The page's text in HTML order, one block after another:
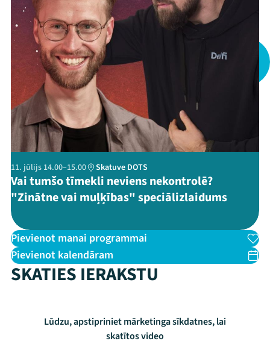
Viņi bija LAMPĀ 2026
Ziedo
Veikals
Kontakti
ThreadsFacebookYoutube
X Instagram
Flick TikTok
11. jūlijs 14.00–15.00 Skatuve DOTS
Vai tumšo tīmekli neviens nekontrolē?
"Zinātne vai muļķības" speciālizlaidums
Pievienot manai programmai
Pievienot kalendāram
SKATIES IERAKSTU
Lūdzu, apstipriniet mārketinga sīkdatnes, lai
skatītos video